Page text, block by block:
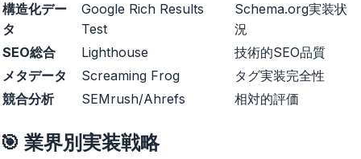
構造化デー
タ
Google Rich Results
Test
Schema.org実装状
況
SEO総合
Lighthouse
技術的SEO品質
メタデータ
Screaming Frog
タグ実装完全性
競合分析
SEMrush/Ahrefs 相対的評価
🎯 業界別実装戦略